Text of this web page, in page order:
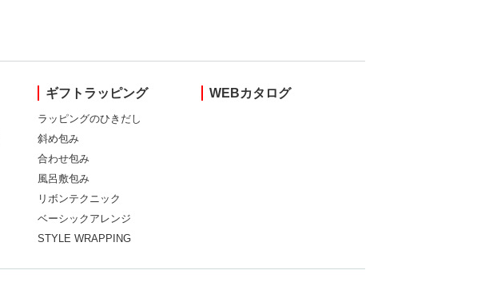
ギフトラッピング
ラッピングのひきだし
斜め包み
合わせ包み
風呂敷包み
リボンテクニック
ベーシックアレンジ
STYLE WRAPPING
WEBカタログ